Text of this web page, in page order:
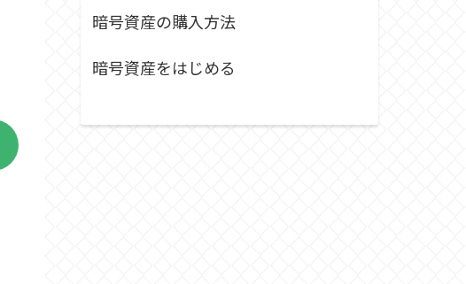
暗号資産の購入方法
暗号資産をはじめる